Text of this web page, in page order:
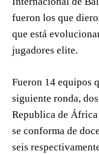
fueron los que
que está
jugadores elite.
Fueron 14 equipos
siguiente ronda,
Republica de
se conforma de
seis